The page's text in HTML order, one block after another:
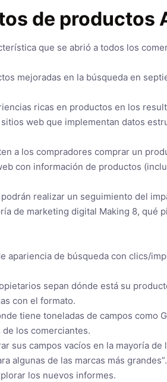
de productos
que se abrió a todos los
mejoradas en la búsqueda en
ricas en productos en los
web que implementan datos
a los compradores comprar un
con información de productos
realizar un seguimiento del
de marketing digital Making 8, qué
de búsqueda con clics/
sepan dónde está su
con el formato.
tiene toneladas de campos como
los comerciantes.
sus campos vacíos en la mayoría de
algunas de las marcas más grandes”.
los nuevos informes.